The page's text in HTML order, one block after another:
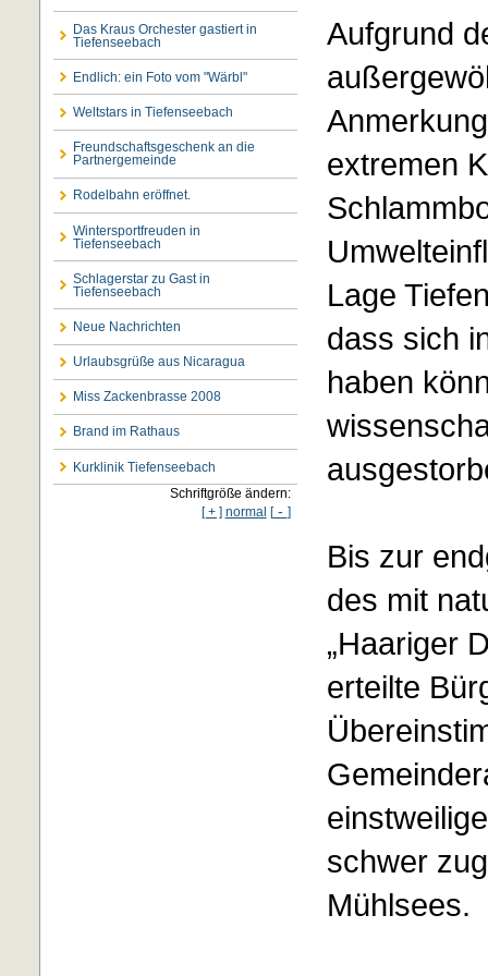
Das Kraus Orchester gastiert in
Tiefenseebach
Endlich: ein Foto vom "Wärbl"
Weltstars in Tiefenseebach
Freundschaftsgeschenk an die
Partnergemeinde
Rodelbahn eröffnet.
Wintersportfreuden in
Tiefenseebach
Schlagerstar zu Gast in
Tiefenseebach
Neue Nachrichten
Urlaubsgrüße aus Nicaragua
Miss Zackenbrasse 2008
Brand im Rathaus
Kurklinik Tiefenseebach
Schriftgröße ändern:
[ + ] normal [- ]
Aufgrund
extremen
Lage
dass sich
haben
Bis zur
des mit
„Haariger
erteilte
schwer
Mühlsees.